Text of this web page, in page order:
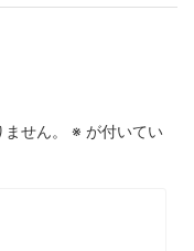
せん。 ※ が付いてい